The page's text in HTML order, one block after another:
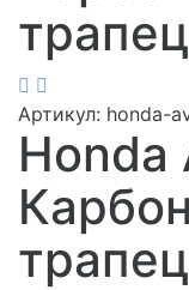
Артикул: honda-
Honda